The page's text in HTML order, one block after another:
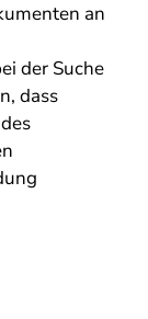
an
der Suche
dass